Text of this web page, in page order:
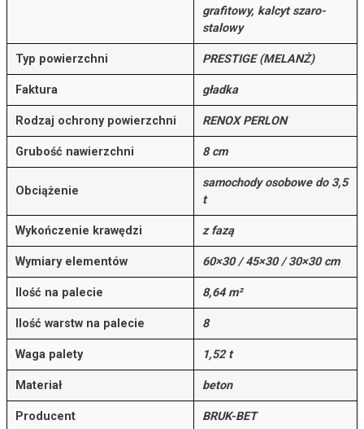
grafitowy, kalcyt szaro-
stalowy
Typ powierzchni PRESTIGE (MELANŻ)
Faktura gładka
Rodzaj ochrony powierzchni RENOX PERLON
Grubość nawierzchni 8 cm
Obciążenie
samochody osobowe do 3,5
t
Wykończenie krawędzi z fazą
Wymiary elementów 60×30 / 45×30 / 30×30 cm
Ilość na palecie 8,64 m²
Ilość warstw na palecie 8
Waga palety 1,52 t
Materiał beton
Producent BRUK-BET